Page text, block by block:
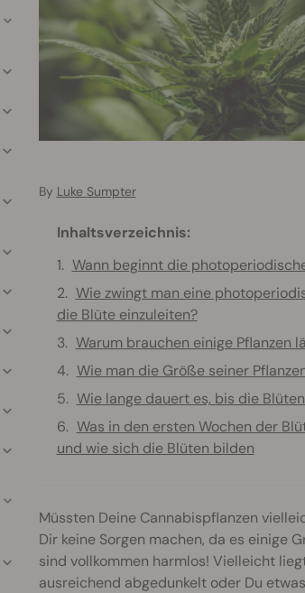
By Luke Sumpter
Inhaltsverzeichnis:
Wann beginnt die
Wie zwingt man eine
die Blüte einzuleiten?
Warum brauchen einige Pflanzen
Wie man die Größe seiner
Wie lange dauert es, bis die
Was in den ersten Wochen der
und wie sich die Blüten bilden
Müssten Deine Cannabispflanzen
Dir keine Sorgen machen, da es einige
sind vollkommen harmlos! Vielleicht
ausreichend abgedunkelt oder Du